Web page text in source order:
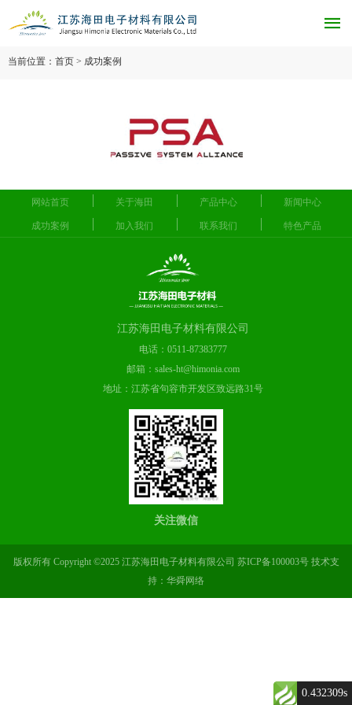

当前位置：首页 > 成功案例
网站首页 关于海田 产品中心 新闻中心
成功案例 加入我们 联系我们 特色产品
江苏海田电子材料有限公司
电话：0511-87383777
邮箱：sales-ht@himonia.com
地址：江苏省句容市开发区致远路31号
关注微信
版权所有 Copyright ©2025 江苏海田电子材料有限公司 苏ICP备100003号技术支
持：华舜网络
0.432309s